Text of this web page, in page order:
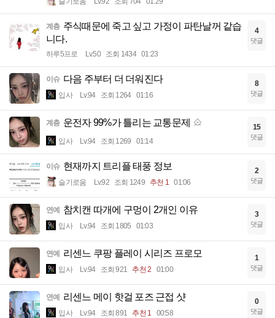
계층 주식때문에 죽고 싶고 가정이 파탄날꺼 같습
니다.
하루5프로 Lv.50 조회 1434 01:23
4
댓글
이슈 다음 주부터 더 더워진다
입사 Lv.94 조회 1264 01:16
8
댓글
계층 운전자 99%가 틀리는 교통문제
입사 Lv.94 조회 1269 01:14
15
댓글
이슈 현재까지 트리플 태풍 정보
슬기로움 Lv.92 조회 1249 추천 1 01:06
2
댓글
연예 참치캔 따개에 구멍이 2개인 이유
입사 Lv.94 조회 1805 01:03
3
댓글
연예 리센느 쿠팡 플레이 시리즈 프로모
입사 Lv.94 조회 921 추천 2 01:00
1
댓글
연예 리센느 메이 핫걸 포즈 근접 샷
입사 Lv.94 조회 891 추천 1 00:58
0
댓글